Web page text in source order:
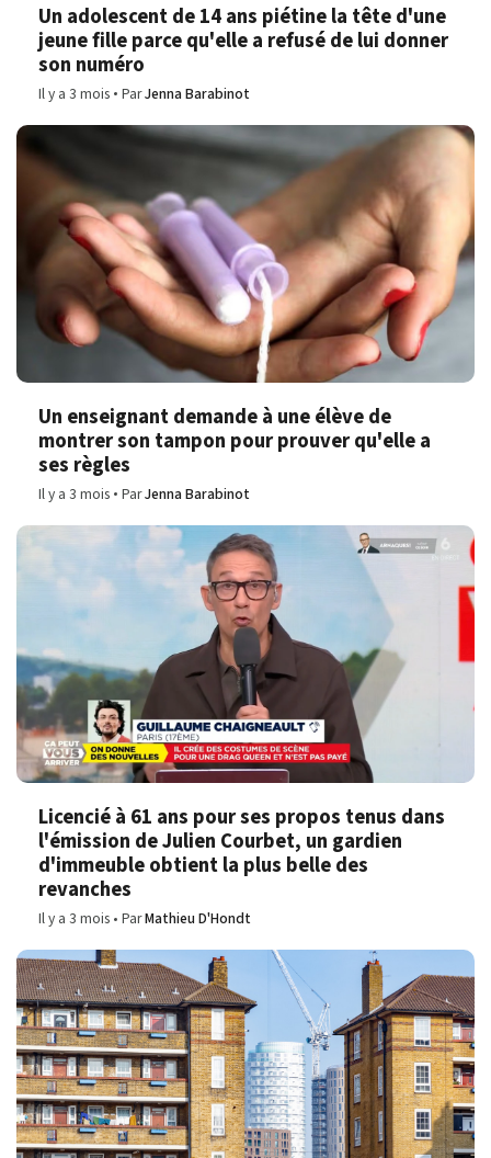
Un adolescent de 14 ans piétine la tête d'une
jeune fille parce qu'elle a refusé de lui donner
son numéro
Il y a 3 mois ParJenna Barabinot
Un enseignant demande à une élève de
montrer son tampon pour prouver qu'elle a
ses règles
Il y a 3 mois ParJenna Barabinot
Licencié à 61 ans pour ses propos tenus dans
l'émission de Julien Courbet, un gardien
d'immeuble obtient la plus belle des
revanches
Il y a 3 mois ParMathieu D'Hondt